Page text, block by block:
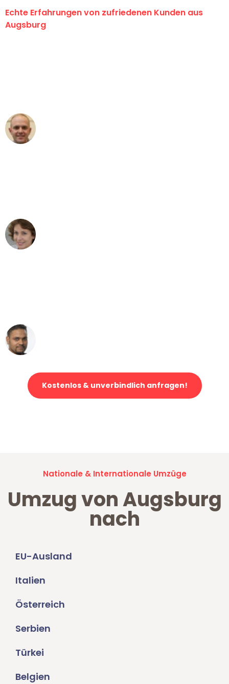
Echte Erfahrungen von zufriedenen Kunden aus
Augsburg
Kostenlos & unverbindlich anfragen!
Nationale & Internationale Umzüge
Umzug von Augsburg
nach
EU-Ausland
Italien
Österreich
Serbien
Türkei
Belgien